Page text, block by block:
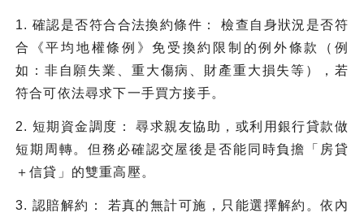
1. 確認是否符合合法換約條件： 檢查自身狀況是否符
合《平均地權條例》免受換約限制的例外條款（例
如：非自願失業、重大傷病、財產重大損失等），若
符合可依法尋求下一手買方接手。
2. 短期資金調度： 尋求親友協助，或利用銀行貸款做
短期周轉。但務必確認交屋後是否能同時負擔「房貸
＋信貸」的雙重高壓。
3. 認賠解約： 若真的無計可施，只能選擇解約。依內